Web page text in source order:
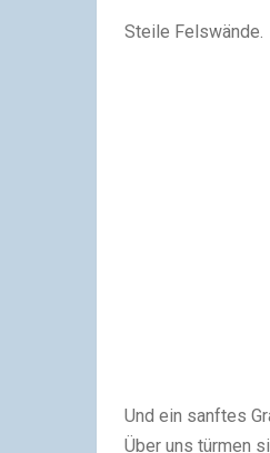
Steile Felswände.
Und ein sanftes
Über uns türmen